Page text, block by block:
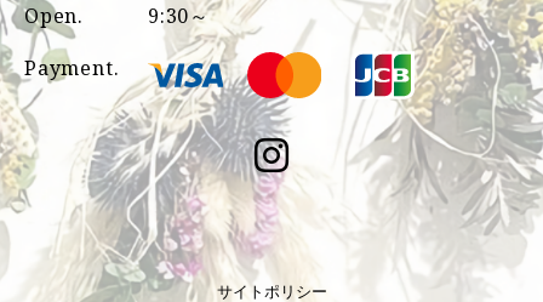
Open.
9:30～
Payment.
サイトポリシー